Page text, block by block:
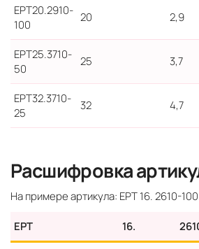
EPТ20.2910-
100
20 2,9
EPТ25.3710-
50
25 3,7
EPТ32.3710-
25
32 4,7
Расшифровка
На примере артикула: EPТ 16. 2610-100
EPТ 16.